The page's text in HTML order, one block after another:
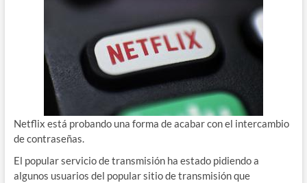
Netflix está probando una forma de acabar con el intercambio
de contraseñas.
El popular servicio de transmisión ha estado pidiendo a
algunos usuarios del popular sitio de transmisión que